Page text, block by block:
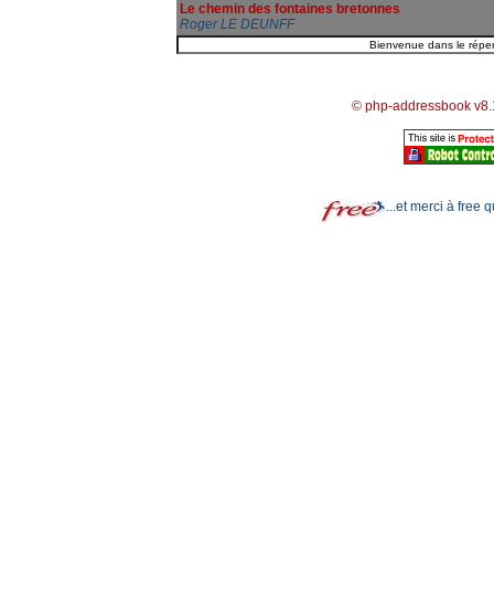
Le chemin des fontaines bretonnes
Roger LE DEUNFF
© php-addressbook
...et merci à free